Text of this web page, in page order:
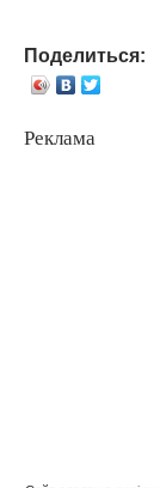
Поделиться:
Реклама